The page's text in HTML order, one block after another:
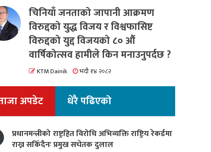
चिनियाँ जनताको जापानी आक्रमण
विरुद्दको युद्ध विजय र विश्वफासिष्ट
विरुद्दको युद्द विजयको ८० औं
वार्षिकोत्सव हामीले किन मनाउनुपर्दछ ?
KTM Dainik भदौ १४ २०८२
अपडेट धेरै पढिएको
प्रधानमन्त्रीको राष्ट्रहित विरोधि अभिव्यक्ति राष्ट्रिय रेकर्डमा
राख्न सकिँदैनः प्रमुख सचेतक दुलाल